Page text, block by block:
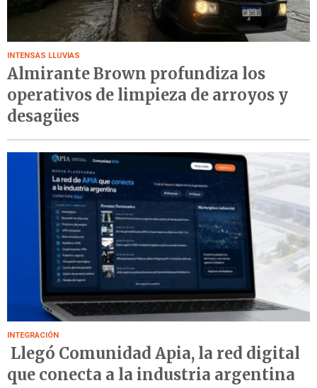
INTENSAS LLUVIAS
Almirante Brown profundiza los
operativos de limpieza de arroyos y
desagües
INTEGRACIÓN
Llegó Comunidad Apia, la red digital
que conecta a la industria argentina